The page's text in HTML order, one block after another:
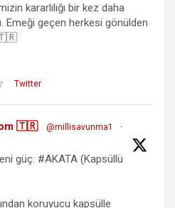
kararlılığı bir kez daha
Emeği geçen herkesi gönülden
🇹🇷
Twitter
🇹🇷 @millisavunma1
·
güç: #AKATA (Kapsüllü
koruyucu kapsülle